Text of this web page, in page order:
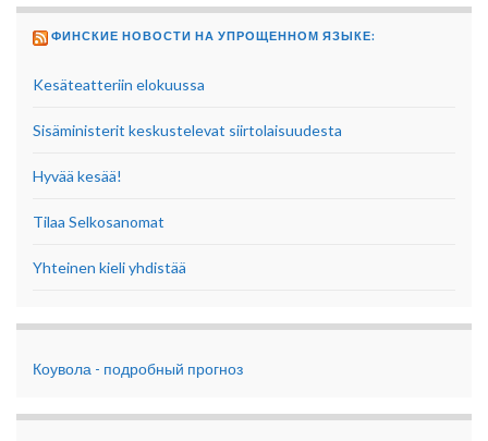
ФИНСКИЕ НОВОСТИ НА УПРОЩЕННОМ ЯЗЫКЕ:
Kesäteatteriin elokuussa
Sisäministerit keskustelevat siirtolaisuudesta
Hyvää kesää!
Tilaa Selkosanomat
Yhteinen kieli yhdistää
Коувола - подробный прогноз